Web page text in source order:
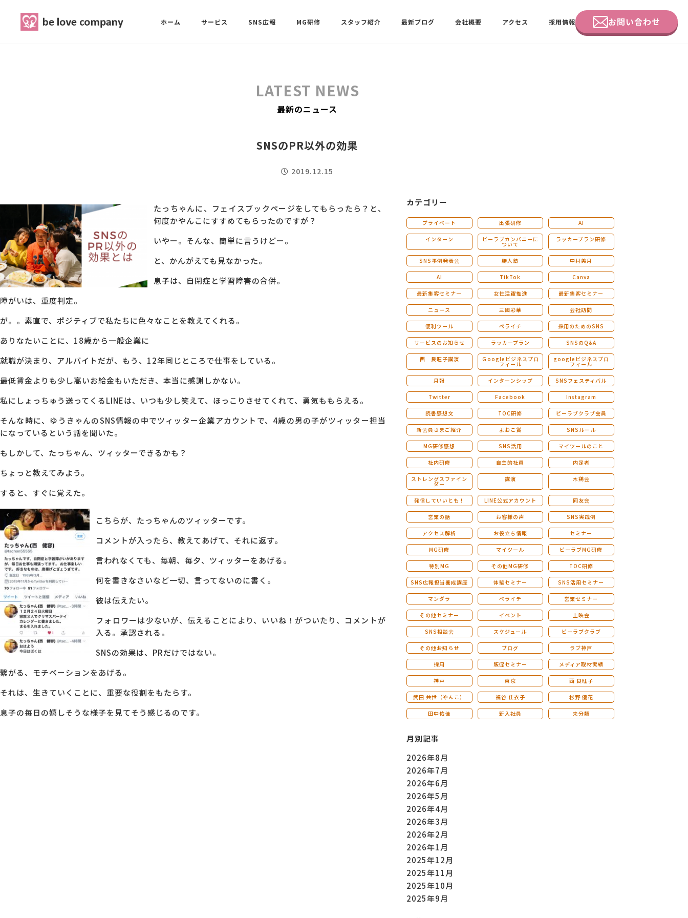
ホーム サービス
MG研修 ストレングスファインダー研修
SNS広報 MG研修 スタッフ紹介 最新ブログ 会社概要 アクセス 採用情報 お問い合わせ
最新ブログ
会社概要
採用情報
お問い合わせ
LATEST NEWS
最新のニュース
SNSのPR以外の効果
2019.12.15
たっちゃんに、フェイスブックページをしてもらったら？と、
何度かやんこにすすめてもらったのですが？
いやー。そんな、簡単に言うけどー。
と、かんがえても見なかった。
息子は、自閉症と学習障害の合併。
障がいは、重度判定。
が。。素直で、ポジティブで私たちに色々なことを教えてくれる。
ありなたいことに、 18歳から一般企業に
就職が決まり、アルバイトだが、もう、 12年同じところで仕事をしている。
最低賃金よりも少し高いお給金もいただき、本当に感謝しかない。
私にしょっちゅう送ってくるLINEは、いつも少し笑えて、ほっこりさせてくれて、勇気ももらえる。
そんな時に、ゆうきゃんのSNS情報の中でツィッター企業アカウントで、 4歳の男の子がツィッター担当
になっているという話を聞いた。
もしかして、たっちゃん、ツィッターできるかも？
ちょっと教えてみよう。
すると、すぐに覚えた。
こちらが、たっちゃんのツィッターです。
コメントが入ったら、教えてあげて、それに返す。
言われなくても、毎朝、毎夕、ツィッターをあげる。
何を書きなさいなど一切、言ってないのに書く。
彼は伝えたい。
フォロワーは少ないが、伝えることにより、いいね！がついたり、コメントが
入る。承認される。
SNSの効果は、 PRだけではない。
繋がる、モチベーションをあげる。
それは、生きていくことに、重要な役割をもたらす。
息子の毎日の嬉しそうな様子を見てそう感じるのです。
カテゴリー
プライベート 出張研修 AI
インターン ビーラブカンパニーに
ついて
ラッカープラン研修
SNS事例発表会 勝人塾 中村美月
AI TikTok Canva
最新集客セミナー 女性活躍推進 最新集客セミナー
ニュース 三國彩華 会社訪問
便利ツール ペライチ 採用のためのSNS
サービスのお知らせ ラッカープラン SNSのQ&A
西 良旺子講演 Ｇoogleビジネスプロ
フィール
googleビジネスプロ
フィール
月報 インターンシップ SNSフェスティバル
Twitter Facebook Instagram
読書感想文 TOC研修 ビーラブクラブ会員
新会員さまご紹介 よおこ賞 SNSルール
MG研修感想 SNS活用 マイツールのこと
社内研修 自主的社員 内定者
ストレングスファイン
ダー
講演 木鶏会
発信していいとも！ LINE公式アカウント 同友会
営業の話 お客様の声 SNS実践例
アクセス解析 お役立ち情報 セミナー
MG研修 マイツール ビーラブMG研修
特別MG その他MG研修 TOC研修
SNS広報担当養成講座 体験セミナー SNS活用セミナー
マンダラ ペライチ 営業セミナー
その他セミナー イベント 上映会
SNS相談会 スケジュール ビーラブクラブ
その他お知らせ ブログ ラブ神戸
採用 販促セミナー メディア取材実績
神戸 東京 西 良旺子
武田 共世（やんこ） 福谷 佳衣子 杉野 優花
田中佑佳 新入社員 未分類
月別記事
2026年8月
2026年7月
2026年6月
2026年5月
2026年4月
2026年3月
2026年2月
2026年1月
2025年12月
2025年11月
2025年10月
2025年9月